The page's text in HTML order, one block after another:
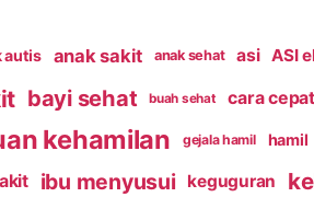
autis anak sakit anak sehat asi ASI
bayi sehat buah sehat cara
kehamilan gejala hamil hamil
ibu menyusui keguguran